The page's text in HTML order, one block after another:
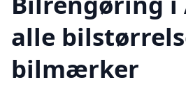
alle
bilmærker